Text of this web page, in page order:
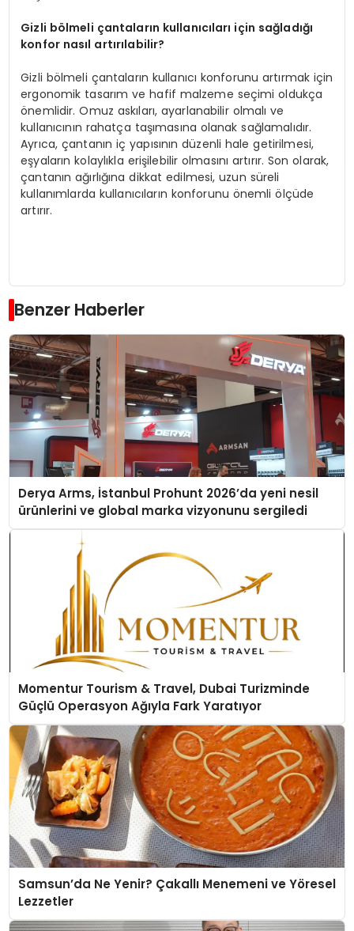
Gizli bölmeli çantaların kullanıcıları için sağladığı
konfor nasıl artırılabilir?
Gizli bölmeli çantaların kullanıcı konforunu artırmak için
ergonomik tasarım ve hafif malzeme seçimi oldukça
önemlidir. Omuz askıları, ayarlanabilir olmalı ve
kullanıcının rahatça taşımasına olanak sağlamalıdır.
Ayrıca, çantanın iç yapısının düzenli hale getirilmesi,
eşyaların kolaylıkla erişilebilir olmasını artırır. Son olarak,
çantanın ağırlığına dikkat edilmesi, uzun süreli
kullanımlarda kullanıcıların konforunu önemli ölçüde
artırır.
Benzer Haberler
Derya Arms, İstanbul Prohunt 2026’da yeni nesil
ürünlerini ve global marka vizyonunu sergiledi
Momentur Tourism & Travel, Dubai Turizminde
Güçlü Operasyon Ağıyla Fark Yaratıyor
Samsun’da Ne Yenir? Çakallı Menemeni ve Yöresel
Lezzetler